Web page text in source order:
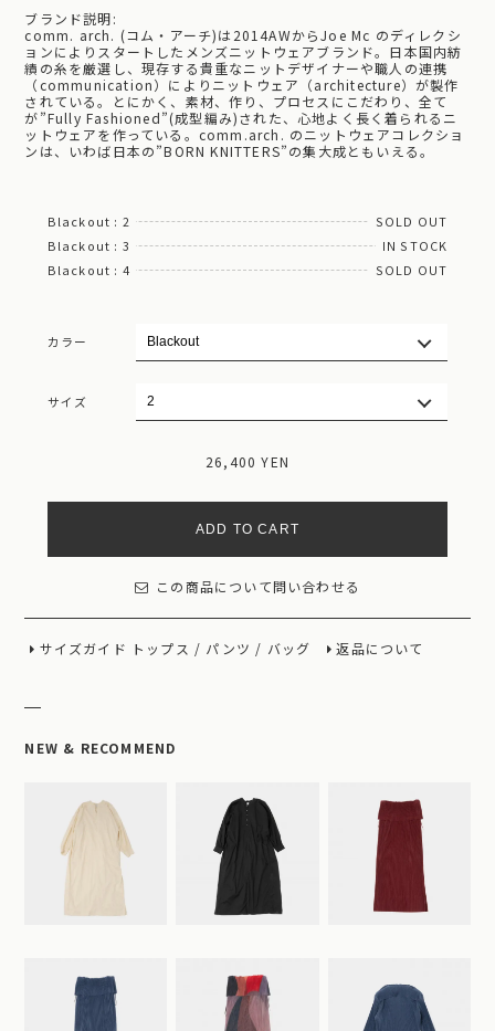
ブランド説明:
comm. arch. (コム・アーチ)は2014AWからJoe Mc のディレクシ
ョンによりスタートしたメンズニットウェアブランド。日本国内紡
績の糸を厳選し、現存する貴重なニットデザイナーや職人の連携
（communication）によりニットウェア（architecture）が製作
されている。とにかく、素材、作り、プロセスにこだわり、全て
が”Fully Fashioned”(成型編み)された、心地よく長く着られるニ
ットウェアを作っている。comm.arch. のニットウェアコレクショ
ンは、いわば日本の”BORN KNITTERS”の集大成ともいえる。
Blackout : 2
SOLD OUT
Blackout : 3
IN STOCK
Blackout : 4
SOLD OUT
カラー
サイズ
26,400 YEN
ADD TO CART
この商品について問い合わせる
サイズガイド トップス / パンツ / バッグ 返品について
NEW & RECOMMEND